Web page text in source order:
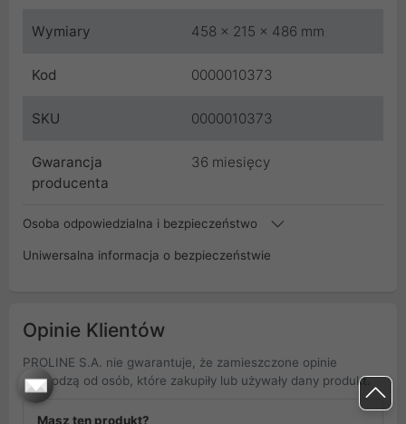
Wymiary 458 x 215 x 486 mm
Kod 0000010373
SKU 0000010373
Gwarancja
producenta
36 miesięcy
Osoba odpowiedzialna i bezpieczeństwo
Uniwersalna informacja o bezpieczeństwie
Opinie Klientów
PROLINE S.A. nie gwarantuje, że zamieszczone opinie
pochodzą od osób, które zakupiły lub używały dany produkt.
Masz ten produkt?